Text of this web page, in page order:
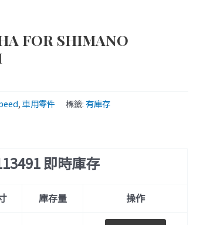
FOR SHIMANO
,車用零件 標籤: 有庫存
即時庫存
庫存量 操作